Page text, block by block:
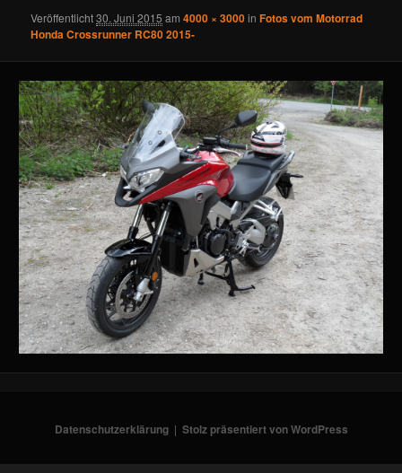
Veröffentlicht30. Juni 2015 am4000 × 3000inFotos vom Motorrad
Honda Crossrunner RC80 2015-
Datenschutzerklärung Stolz präsentiert von WordPress